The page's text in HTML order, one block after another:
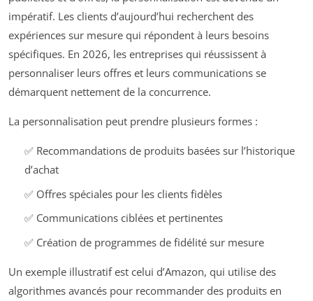
impératif. Les clients d’aujourd’hui recherchent des
expériences sur mesure qui répondent à leurs besoins
spécifiques. En 2026, les entreprises qui réussissent à
personnaliser leurs offres et leurs communications se
démarquent nettement de la concurrence.
La personnalisation peut prendre plusieurs formes :
✅ Recommandations de produits basées sur l’historique
d’achat
✅ Offres spéciales pour les clients fidèles
✅ Communications ciblées et pertinentes
✅ Création de programmes de fidélité sur mesure
Un exemple illustratif est celui d’Amazon, qui utilise des
algorithmes avancés pour recommander des produits en